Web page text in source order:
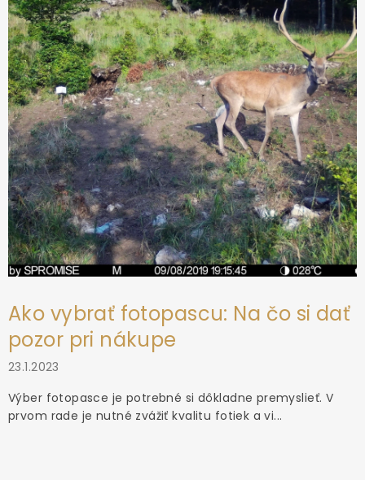
e
Ako vybrať fotopascu: Na čo si dať
pozor pri nákupe
23.1.2023
Výber fotopasce je potrebné si dôkladne premyslieť. V
prvom rade je nutné zvážiť kvalitu fotiek a vi...